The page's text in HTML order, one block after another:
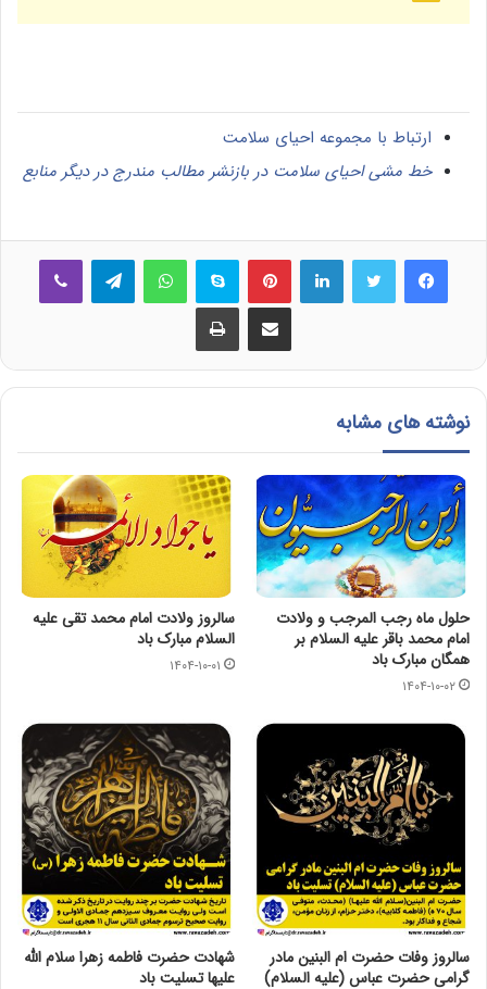
ارتباط با مجموعه احیای سلامت
خط مشی احیای سلامت در بازنشر مطالب مندرج در دیگر منابع
فیس بوک لینکدین ‫پین‌ترست اسکایپ واتس آپ
اشتراک گذاری از طریق ایمیل چاپ
نوشته های مشابه
حلول ماه رجب المرجب و ولادت
امام محمد باقر علیه السلام بر
همگان مبارک باد
۱۴۰۴-۱۰-۰۲
سالروز ولادت امام محمد تقی عليه
السلام مبارک باد
۱۴۰۴-۱۰-۰۱
سالروز وفات حضرت ام البنین مادر
گرامی حضرت عباس (علیه السلام)
شهادت حضرت فاطمه زهرا سلام الله
علیها تسلیت باد